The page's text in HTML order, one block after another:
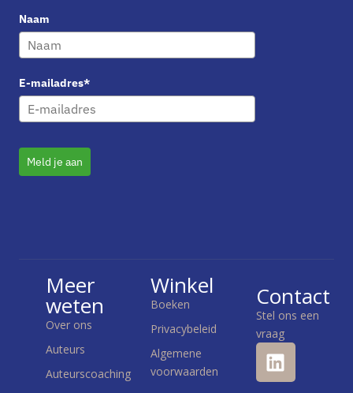
Naam
E-mailadres*
Meld je aan
Meer
weten
Over ons
Auteurs
Auteurscoaching
Winkel
Boeken
Privacybeleid
Algemene
voorwaarden
Contact
Stel ons een
vraag